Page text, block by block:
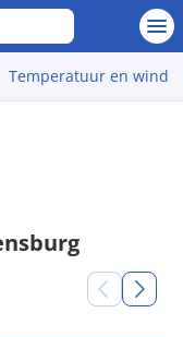
Temperatuur en wind